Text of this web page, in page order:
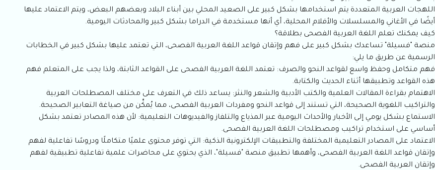
اللهجات العربية المتعددة يتم استخدامها بشكل كبير على الصعيد المحلي بين أبناء البلاد وبعضهم البعض، ويتم الاعتماد عليها
أيضًا في الأغاني والمسلسلات والأفلام المحلية، أي أنها مستخدمة في الدراما بشكل كبير والمحادثات اليومية.
كيف يمكنك تعلم اللغة العربية الفصحى بطلاقة؟
منصة "فسيلة" تساعدك بشكل كبير على فهم وإتقان قواعد اللغة العربية الفصحى، التي تعتمد عليها بشكل كبير في الخطابات
الرسمية عن طريق ما يلي:
فهم متكامل وحفظ واسع لقواعد النحو والصرف: تعتمد اللغة العربية الفصحى على القواعد الثابتة، ولذا يجب على المتعلم فهم
هذه القواعد وتطبيقها أثناء الحديث والكتابة.
الاهتمام بقراءة المقالات العلمية والكتب الأدبية والشعر والنثر: يساعد ذلك في التعرف على مختلف المصطلحات العربية
والتراكيب اللغوية الصحيحة، التي تستند إلى قواعد النحو ومفردات العربية الفصحى، مما يُمكِّن من صياغة التعابير الصحيحة.
الاستماع بشكل يومي إلى الأخبار والأحداث اليومية عبر المذياع والتلفاز والفيديوهات التعليمية: لأن هذه المصادر تعتمد بشكل
أساسي على استخدام تراكيب ومصطلحات اللغة العربية الفصحى.
الاعتماد على المصادر التعليمية المختلفة والتطبيقات الإلكترونية الذكية: التي توفر محتوى علميًا متكاملًا ودروسًا تفاعلية لفهم
وإتقان قواعد اللغة العربية الفصحى، وأهمها تطبيق منصة "فسيلة"، الذي يحتوي على محاضرات علمية تفاعلية تطبيقية لفهم
وإتقان العربية الفصحى.